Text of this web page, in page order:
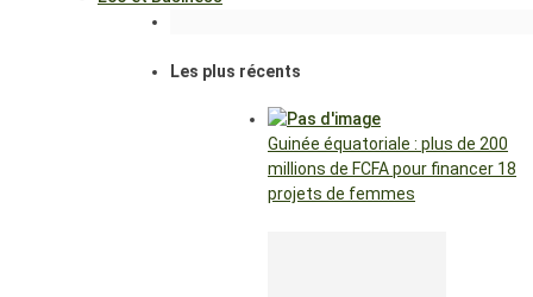
Les plus récents
Guinée équatoriale : plus de 200
millions de FCFA pour financer 18
projets de femmes